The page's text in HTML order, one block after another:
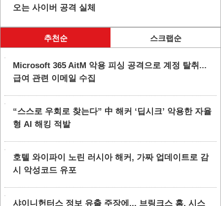
오는 사이버 공격 실체
추천순 스크랩순
Microsoft 365 AitM 악용 피싱 공격으로 계정 탈취...
급여 관련 이메일 수집
“스스로 우회로 찾는다” 中 해커 ‘딥시크’ 악용한 자율
형 AI 해킹 적발
호텔 와이파이 노린 러시아 해커, 가짜 업데이트로 감
시 악성코드 유포
샤이니헌터스 정보 유출 주장에... 브링크스 홈, 시스